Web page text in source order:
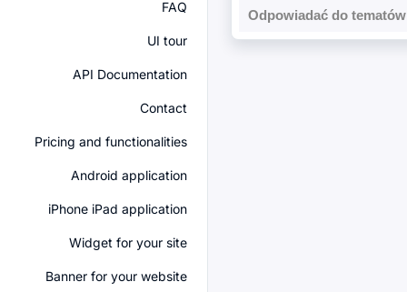
FAQ
UI tour
API Documentation
Contact
Pricing and functionalities
Android application
iPhone iPad application
Widget for your site
Banner for your website
Odpowiadać do